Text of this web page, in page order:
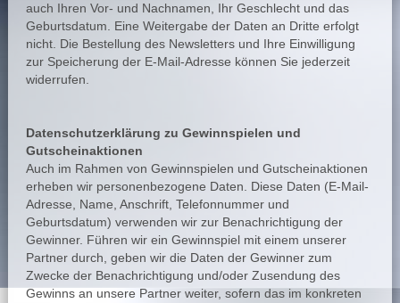
auch Ihren Vor- und Nachnamen, Ihr Geschlecht und das
Geburtsdatum. Eine Weitergabe der Daten an Dritte erfolgt
nicht. Die Bestellung des Newsletters und Ihre Einwilligung
zur Speicherung der E-Mail-Adresse können Sie jederzeit
widerrufen.
Datenschutzerklärung zu Gewinnspielen und
Gutscheinaktionen
Auch im Rahmen von Gewinnspielen und Gutscheinaktionen
erheben wir personenbezogene Daten. Diese Daten (E-Mail-
Adresse, Name, Anschrift, Telefonnummer und
Geburtsdatum) verwenden wir zur Benachrichtigung der
Gewinner. Führen wir ein Gewinnspiel mit einem unserer
Partner durch, geben wir die Daten der Gewinner zum
Zwecke der Benachrichtigung und/oder Zusendung des
Gewinns an unsere Partner weiter, sofern das im konkreten